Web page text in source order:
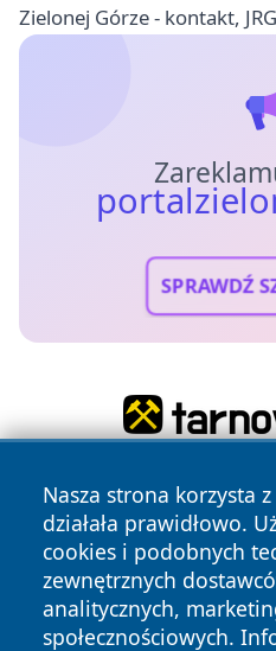
Zielonej Górze - kontakt,
SPRAWDŹ
Nasza strona korzysta
działała prawidłowo.
cookies i podobnych
zewnętrznych
analitycznych,
społecznościowych.
Copyright © 2026